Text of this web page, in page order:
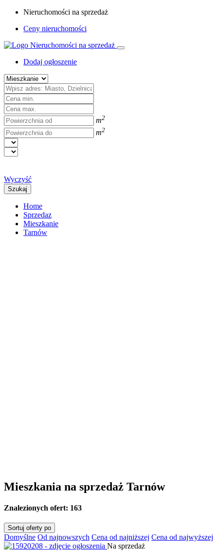
Nieruchomości na sprzedaż
Ceny nieruchomości
Dodaj ogłoszenie
m2
m2
Wyczyść
Szukaj
Home
Sprzedaz
Mieszkanie
Tarnów
Mieszkania na sprzedaż Tarnów
Znalezionych ofert: 163
Sortuj oferty po
Domyślne Od najnowszych Cena od najniższej Cena od najwyższej
Na sprzedaż